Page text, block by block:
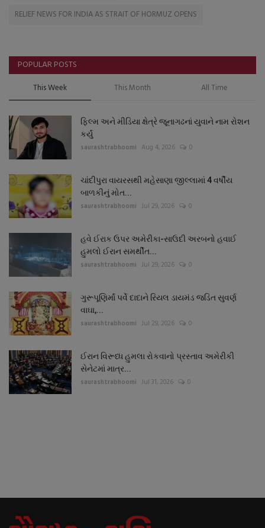
RELIEF NEWS FOR INDIA AS STRAIT OF HORMUZ OPENS
POPULAR POSTS
This Week This Month All Time
ફિલ્મ અને મીડિયા ક્ષેત્રે જૂનાગઢનાં યુવાને નામ રોશન
કર્યું
saurashtrabhoomi Aug 4, 2026 0
ચાંદીપુરા વાયરસથી મહેસાણા જીલ્લામાં 4 વર્ષીય
બાળકીનું મોત...
saurashtrabhoomi Jul 29, 2026 0
હવે ઈરાક ઉપર અમેરીકા-સાઉદી અરબનો હવાઈ
હુમલો ઈરાન સમર્થીત...
saurashtrabhoomi Jul 29, 2026 0
ગુરૂપૂણિર્માં પર્વે દાદાને રિયલ ડાયમંડ જડિત સુવર્ણ
વાઘા,...
saurashtrabhoomi Jul 29, 2026 0
ઈરાન વિરૂધ્ધ હુમલા રોકવાનો પ્રસ્તાવ અમેરીકી
સેનેટમાં માત્ર...
saurashtrabhoomi Jul 31, 2026 0